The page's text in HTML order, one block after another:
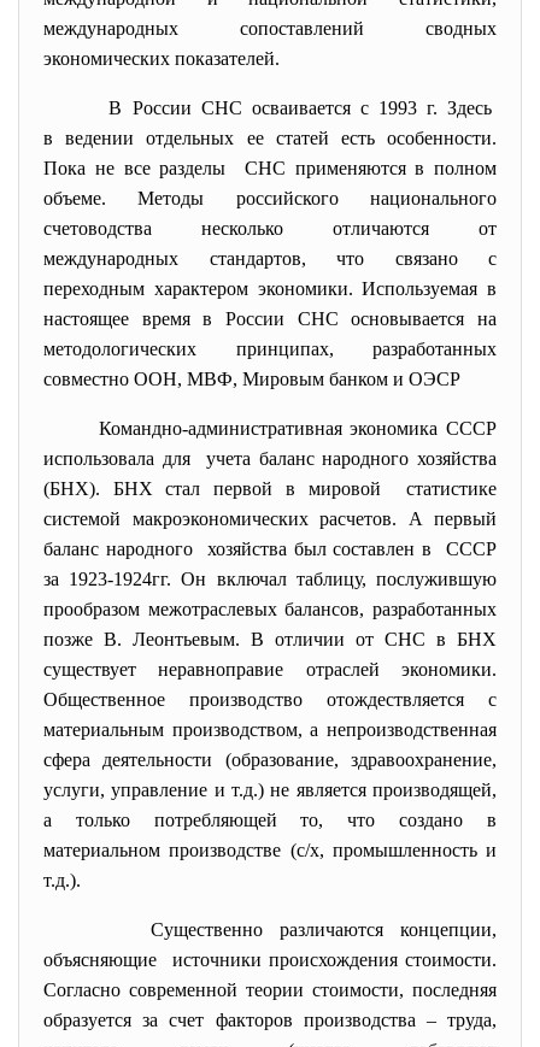
международных сопоставлений сводных
экономических показателей.
В России СНС осваивается с 1993 г. Здесь
в ведении отдельных ее статей есть особенности.
Пока не все разделы СНС применяются в полном
объеме. Методы российского национального
счетоводства несколько отличаются от
международных стандартов, что связано с
переходным характером экономики. Используемая в
настоящее время в России СНС основывается на
методологических принципах, разработанных
совместно ООН, МВФ, Мировым банком и ОЭСР
Командно-административная экономика СССР
использовала для учета баланс народного хозяйства
(БНХ). БНХ стал первой в мировой статистике
системой макроэкономических расчетов. А первый
баланс народного хозяйства был составлен в СССР
за 1923-1924гг. Он включал таблицу, послужившую
прообразом межотраслевых балансов, разработанных
позже В. Леонтьевым. В отличии от СНС в БНХ
существует неравноправие отраслей экономики.
Общественное производство отождествляется с
материальным производством, а непроизводственная
сфера деятельности (образование, здравоохранение,
услуги, управление и т.д.) не является производящей,
а только потребляющей то, что создано в
материальном производстве (с/х, промышленность и
т.д.).
Существенно различаются концепции,
объясняющие источники происхождения стоимости.
Согласно современной теории стоимости, последняя
образуется за счет факторов производства – труда,